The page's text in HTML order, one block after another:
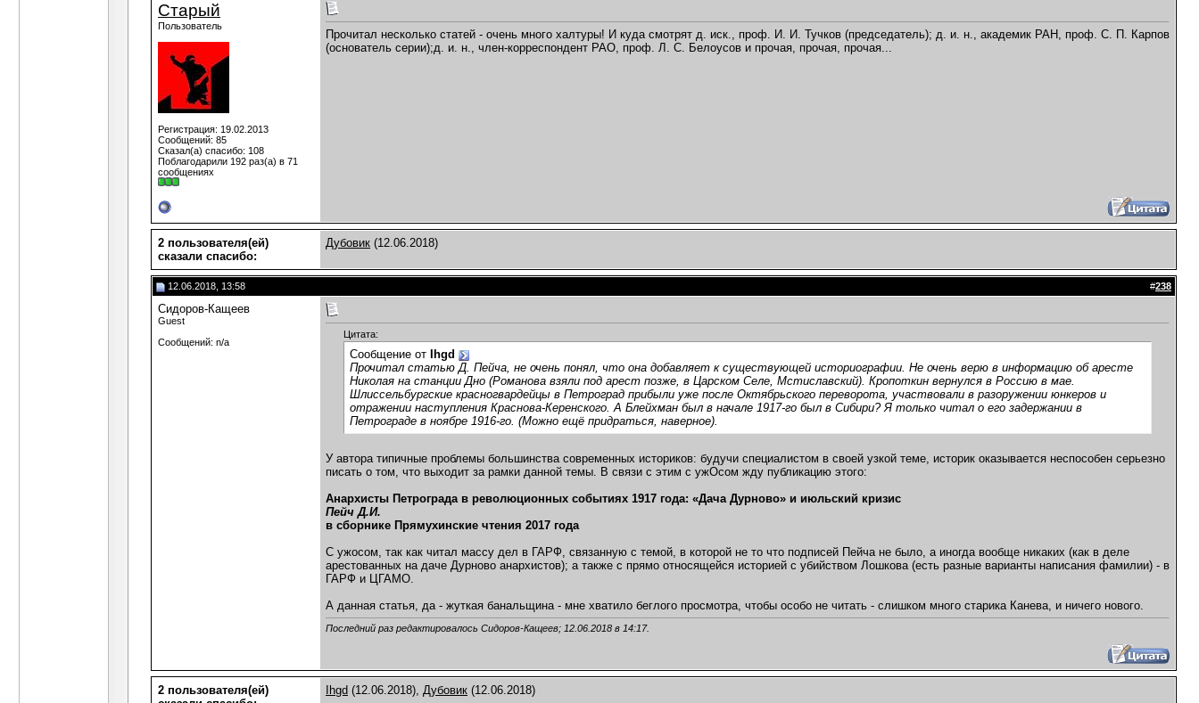
Старый
Пользователь
Регистрация: 19.02.2013
Сообщений: 85
Сказал(а) спасибо: 108
Поблагодарили 192 раз(а) в 71
сообщениях
Прочитал несколько статей - очень много халтуры! И куда смотрят д. иск., проф. И. И. Тучков (председатель); д. и. н., академик РАН, проф. С. П. Карпов
(основатель серии);д. и. н., член-корреспондент РАО, проф. Л. С. Белоусов и прочая, прочая, прочая...
2 пользователя(ей)
сказали cпасибо:
Дубовик (12.06.2018)
12.06.2018, 13:58 #238
Сидоров-Кащеев
Guest
Сообщений: n/a
Цитата:
Сообщение от
Ihgd
Прочитал статью Д. Пейча, не очень понял, что она добавляет к существующей историографии. Не очень верю в информацию об аресте
Николая на станции Дно (Романова взяли под арест позже, в Царском Селе, Мстиславский). Кропоткин вернулся в Россию в мае.
Шлиссельбургские красногвардейцы в Петроград прибыли уже после Октябрьского переворота, участвовали в разоружении юнкеров и
отражении наступления Краснова-Керенского. А Блейхман был в начале 1917-го был в Сибири? Я только читал о его задержании в
Петрограде в ноябре 1916-го. (Можно ещё придраться, наверное).
У автора типичные проблемы большинства современных историков: будучи специалистом в своей узкой теме, историк оказывается неспособен серьезно
писать о том, что выходит за рамки данной темы. В связи с этим с ужОсом жду публикацию этого:
Анархисты Петрограда в революционных событиях 1917 года: «Дача Дурново» и июльский кризис
Пейч Д.И.
в сборнике Прямухинские чтения 2017 года
С ужосом, так как читал массу дел в ГАРФ, связанную с темой, в которой не то что подписей Пейча не было, а иногда вообще никаких (как в деле
арестованных на даче Дурново анархистов); а также с прямо относящейся историей с убийством Лошкова (есть разные варианты написания фамилии) - в
ГАРФ и ЦГАМО.
А данная статья, да - жуткая банальщина - мне хватило беглого просмотра, чтобы особо не читать - слишком много старика Канева, и ничего нового.
Последний раз редактировалось Сидоров-Кащеев; 12.06.2018 в 14:17.
2 пользователя(ей)
Ihgd (12.06.2018), Дубовик (12.06.2018)